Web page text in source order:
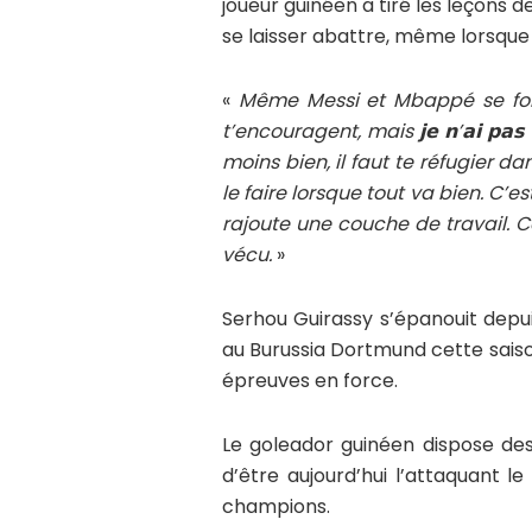
joueur guinéen a tiré les leçons
se laisser abattre, même
« Même Messi et Mbappé se
t’encouragent, mais 𝗷𝗲 𝗻’𝗮𝗶
moins bien, il faut te réfugier
le faire lorsque tout va bien.
rajoute une couche de travail.
vécu. »
Serhou Guirassy s’épanouit
au Burussia Dortmund cette
épreuves en force.
Le goleador guinéen dispose
d’être aujourd’hui l’attaquant
champions.